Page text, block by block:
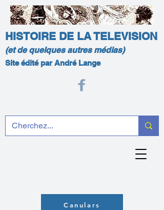
HISTOIRE DE LA TELEVISION
(et de quelques autres médias)
Site édité par André Lange
Canulars